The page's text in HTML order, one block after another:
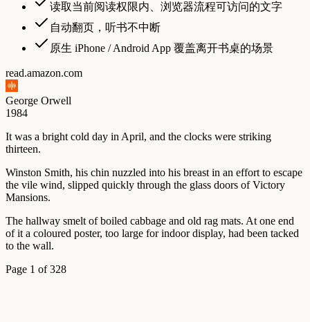
读取当前阅读权限内、浏览器流程可访问的文字
自动翻页，听书不中断
原生 iPhone / Android App 覆盖离开书桌的场景
read.amazon.com
George Orwell
1984
It was a bright cold day in April, and the clocks were striking
thirteen.
Winston Smith, his chin nuzzled into his breast in an effort to escape
the vile wind, slipped quickly through the glass doors of Victory
Mansions.
The hallway smelt of boiled cabbage and old rag mats. At one end
of it a coloured poster, too large for indoor display, had been tacked
to the wall.
Page 1 of 328